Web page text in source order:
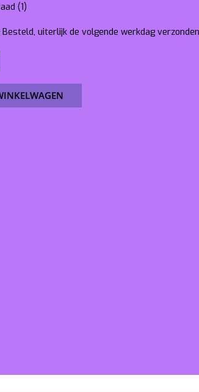
(1)
Besteld, uiterlijk de volgende werkdag